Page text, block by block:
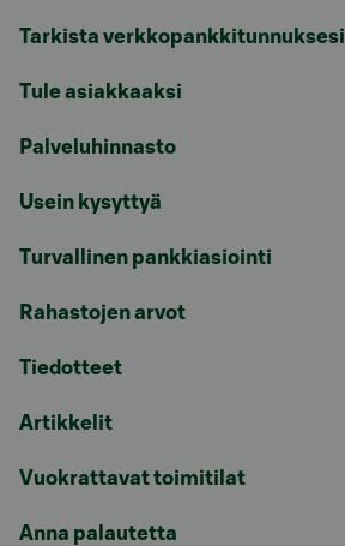
Tarkista verkkopankkitunnuksesi
Tule asiakkaaksi
Palveluhinnasto
Usein kysyttyä
Turvallinen pankkiasiointi
Rahastojen arvot
Tiedotteet
Artikkelit
Vuokrattavat toimitilat
Anna palautetta